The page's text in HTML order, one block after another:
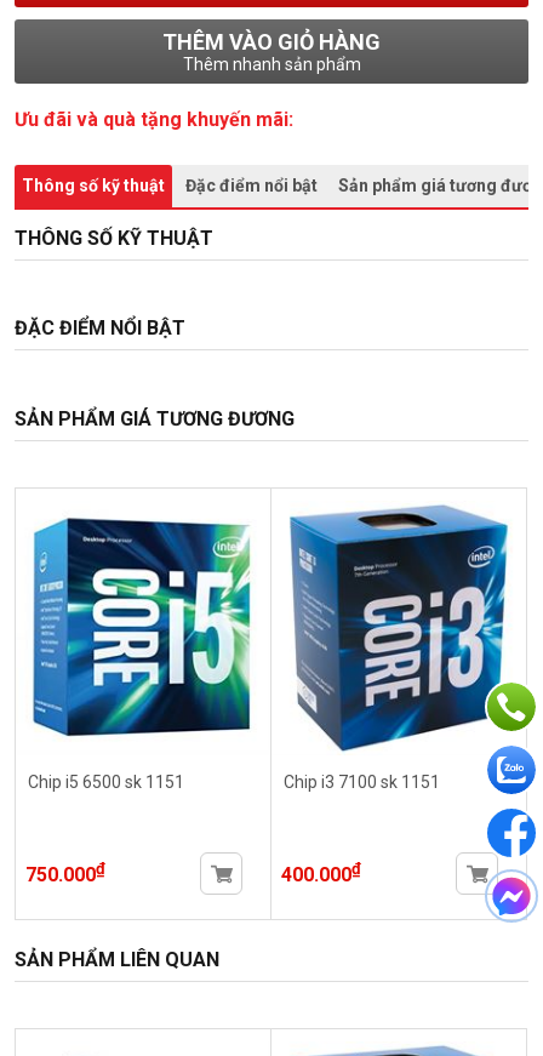
THÊM VÀO GIỎ HÀNG
Thêm nhanh sản phẩm
Ưu đãi và quà tặng khuyến mãi:
Thông số kỹ thuật Đặc điểm nổi bật Sản phẩm giá tương
THÔNG SỐ KỸ THUẬT
ĐẶC ĐIỂM NỔI BẬT
SẢN PHẨM GIÁ TƯƠNG ĐƯƠNG
Chip i5 6500 sk 1151
750.000₫
Chip i3 7100 sk 1151
400.000₫
SẢN PHẨM LIÊN QUAN